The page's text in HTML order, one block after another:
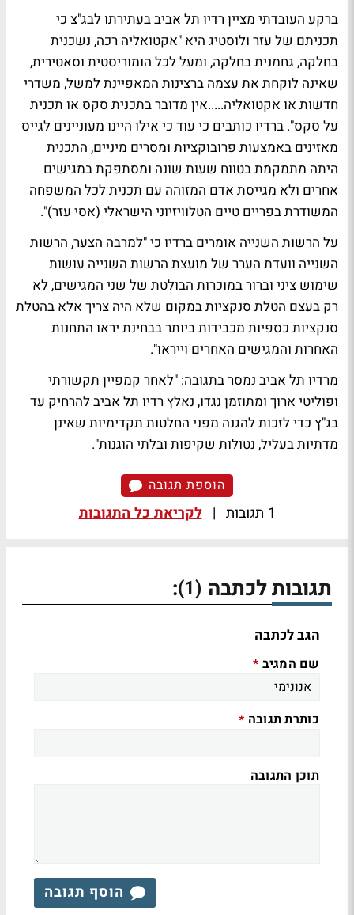
ברקע העובדתי מציין רדיו תל אביב בעתירתו לבג"צ כי
תכניתם של עזר ולוסטיג היא "אקטואליה רכה, נשכנית
בחלקה, גחמנית בחלקה, ומעל לכל הומוריסטית וסאטירית,
שאינה לוקחת את עצמה ברצינות המאפיינת למשל, משדרי
חדשות או אקטואליה.....אין מדובר בתכנית סקס או תכנית
על סקס". ברדיו כותבים כי עוד כי אילו היינו מעוניינים לגייס
מאזינים באמצעות פרובוקציות ומסרים מיניים, התכנית
היתה מתמקמת בטווח שעות שונה ומסתפקת במגישים
אחרים ולא מגייסת אדם המזוהה עם תכנית לכל המשפחה
המשודרת בפריים טיים הטלוויזיוני הישראלי (אסי עזר)".
על הרשות השנייה אומרים ברדיו כי "למרבה הצער, הרשות
השנייה וועדת הערר של מועצת הרשות השנייה עושות
שימוש ציני וברור במוכרות הבולטת של שני המגישים, לא
רק בעצם הטלת סנקציות במקום שלא היה צריך אלא בהטלת
סנקציות כספיות מכבידות ביותר בבחינת יראו התחנות
האחרות והמגישים האחרים וייראו".
מרדיו תל אביב נמסר בתגובה: "לאחר קמפיין תקשורתי
ופוליטי ארוך ומתוזמן נגדו, נאלץ רדיו תל אביב להרחיק עד
בג"ץ כדי לזכות להגנה מפני החלטות תקדימיות שאינן
מדתיות בעליל, נטולות שקיפות ובלתי הוגנות".
הוספת תגובה
1 תגובות | לקריאת כל התגובות
תגובות לכתבה (1)
:
הגב לכתבה
שם המגיב *
כותרת תגובה *
תוכן התגובה
הוסף תגובה